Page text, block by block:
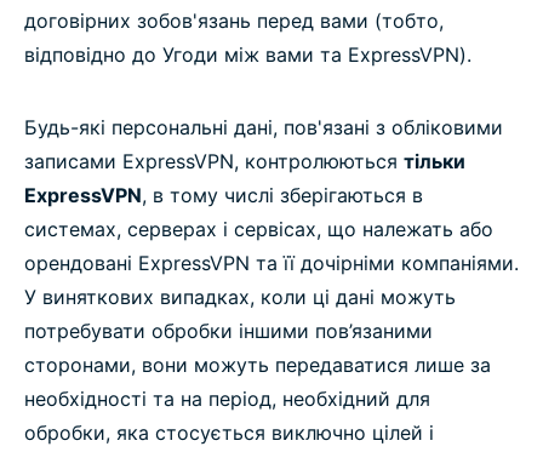
договірних зобов'язань перед вами (тобто,
відповідно до Угоди між вами та ExpressVPN).
Будь-які персональні дані, пов'язані з обліковими
записами ExpressVPN, контролюються тільки
ExpressVPN, в тому числі зберігаються в
системах, серверах і сервісах, що належать або
орендовані ExpressVPN та її дочірніми компаніями.
У виняткових випадках, коли ці дані можуть
потребувати обробки іншими пов’язаними
сторонами, вони можуть передаватися лише за
необхідності та на період, необхідний для
обробки, яка стосується виключно цілей і